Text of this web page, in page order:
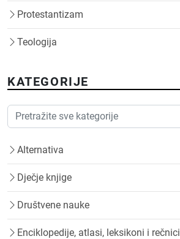
Protestantizam
Teologija
KATEGORIJE
Alternativa
Dječje knjige
Društvene nauke
Enciklopedije, atlasi, leksikoni i rečnici